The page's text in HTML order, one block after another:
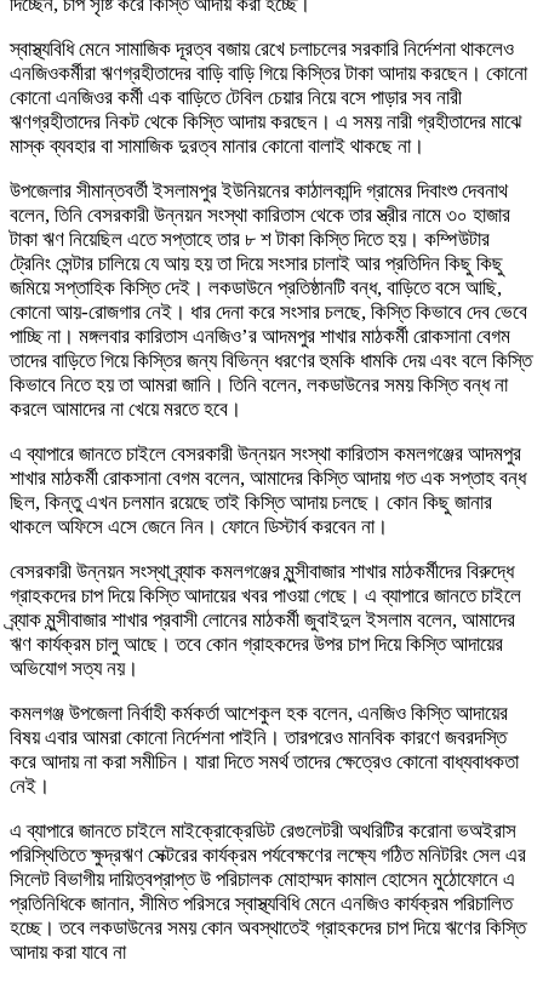
স্বাস্থ্যবিধি মেনে সামাজিক দূরত্ব বজায় রেখে চলাচলের সরকারি নির্দেশনা থাকলেও
এনজিওকর্মীরা ঋণগ্রহীতাদের বাড়ি বাড়ি গিয়ে কিস্তির টাকা আদায় করছেন। কোনো
কোনো এনজিওর কর্মী এক বাড়িতে টেবিল চেয়ার নিয়ে বসে পাড়ার সব নারী
ঋণগ্রহীতাদের নিকট থেকে কিস্তি আদায় করছেন। এ সময় নারী গ্রহীতাদের মাঝে
মাস্ক ব্যবহার বা সামাজিক দুরত্ব মানার কোনো বালাই থাকছে না।
উপজেলার সীমান্তবর্তী ইসলামপুর ইউনিয়নের কাঠালকান্দি গ্রামের দিবাংশু দেবনাথ
বলেন, তিনি বেসরকারী উন্নয়ন সংস্থা কারিতাস থেকে তার স্ত্রীর নামে ৩০ হাজার
টাকা ঋণ নিয়েছিল এতে সপ্তাহে তার ৮ শ টাকা কিস্তি দিতে হয়। কম্পিউটার
ট্রেনিং সেন্টার চালিয়ে যে আয় হয় তা দিয়ে সংসার চালাই আর প্রতিদিন কিছু কিছু
জমিয়ে সপ্তাহিক কিস্তি দেই। লকডাউনে প্রতিষ্ঠানটি বন্ধ, বাড়িতে বসে আছি,
কোনো আয়-রোজগার নেই। ধার দেনা করে সংসার চলছে, কিস্তি কিভাবে দেব ভেবে
পাচ্ছি না। মঙ্গলবার কারিতাস এনজিও’র আদমপুর শাখার মাঠকর্মী রোকসানা বেগম
তাদের বাড়িতে গিয়ে কিস্তির জন্য বিভিন্ন ধরণের হুমকি ধামকি দেয় এবং বলে কিস্তি
কিভাবে নিতে হয় তা আমরা জানি। তিনি বলেন, লকডাউনের সময় কিস্তি বন্ধ না
করলে আমাদের না খেয়ে মরতে হবে।
এ ব্যাপারে জানতে চাইলে বেসরকারী উন্নয়ন সংস্থা কারিতাস কমলগঞ্জের আদমপুর
শাখার মাঠকর্মী রোকসানা বেগম বলেন, আমাদের কিস্তি আদায় গত এক সপ্তাহ বন্ধ
ছিল, কিন্তু এখন চলমান রয়েছে তাই কিস্তি আদায় চলছে। কোন কিছু জানার
থাকলে অফিসে এসে জেনে নিন। ফোনে ডিস্টার্ব করবেন না।
বেসরকারী উন্নয়ন সংস্থা ব্র্যাক কমলগঞ্জের মুন্সীবাজার শাখার মাঠকর্মীদের বিরুদ্ধে
গ্রাহকদের চাপ দিয়ে কিস্তি আদায়ের খবর পাওয়া গেছে। এ ব্যাপারে জানতে চাইলে
ব্র্যাক মুন্সীবাজার শাখার প্রবাসী লোনের মাঠকর্মী জুবাইদুল ইসলাম বলেন, আমাদের
ঋণ কার্যক্রম চালু আছে। তবে কোন গ্রাহকদের উপর চাপ দিয়ে কিস্তি আদায়ের
অভিযোগ সত্য নয়।
কমলগঞ্জ উপজেলা নির্বাহী কর্মকর্তা আশেকুল হক বলেন, এনজিও কিস্তি আদায়ের
বিষয় এবার আমরা কোনো নির্দেশনা পাইনি। তারপরেও মানবিক কারণে জবরদস্তি
করে আদায় না করা সমীচিন। যারা দিতে সমর্থ তাদের ক্ষেত্রেও কোনো বাধ্যবাধকতা
নেই।
এ ব্যাপারে জানতে চাইলে মাইক্রোক্রেডিট রেগুলেটরী অথরিটির করোনা ভঅইরাস
পরিস্থিতিতে ক্ষুদ্রঋণ সেক্টরের কার্যক্রম পর্যবেক্ষণের লক্ষ্যে গঠিত মনিটরিং সেল এর
সিলেট বিভাগীয় দায়িত্বপ্রাপ্ত উ পরিচালক মোহাম্মদ কামাল হোসেন মুঠোফোনে এ
প্রতিনিধিকে জানান, সীমিত পরিসরে স্বাস্থ্যবিধি মেনে এনজিও কার্যক্রম পরিচালিত
হচ্ছে। তবে লকডাউনের সময় কোন অবস্থাতেই গ্রাহকদের চাপ দিয়ে ঋণের কিস্তি
আদায় করা যাবে না